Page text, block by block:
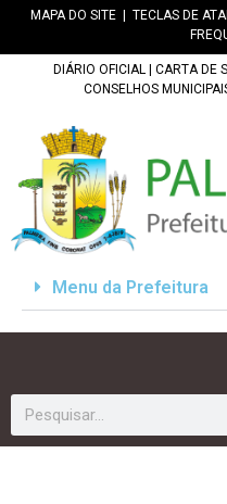
MAPA DO SITE TECLAS DE
DIÁRIO OFICIAL CARTA DE
CONSELHOS
Menu da Prefeitura